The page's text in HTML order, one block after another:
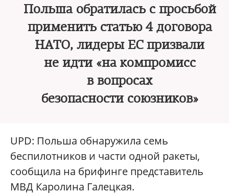
Польша обратилась с просьбой
применить статью 4 договора
НАТО, лидеры ЕС призвали
не идти «на компромисс
в вопросах
безопасности союзников»
UPD: Польша обнаружила семь
беспилотников и части одной ракеты,
сообщила на брифинге представитель
МВД Каролина Галецкая.